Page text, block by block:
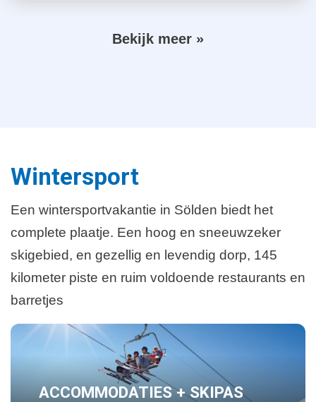
n
g
V
d
p
a
g
i
a
Bekijk meer »
Wintersport
Een wintersportvakantie in Sölden biedt het
complete plaatje. Een hoog en sneeuwzeker
skigebied, en gezellig en levendig dorp, 145
kilometer piste en ruim voldoende restaurants en
barretjes
ACCOMMODATIES + SKIPAS